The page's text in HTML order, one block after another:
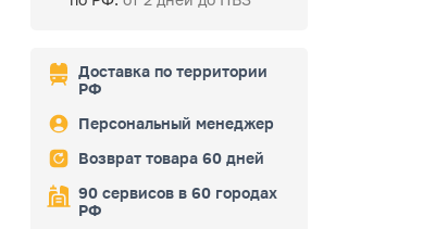
Доставка по территории
РФ
Персональный менеджер
Возврат товара 60 дней
90 сервисов в 60 городах
РФ